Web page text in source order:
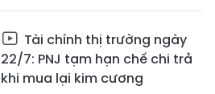
Tài chính thị trường ngày
22/7: PNJ tạm hạn chế chi trả
khi mua lại kim cương